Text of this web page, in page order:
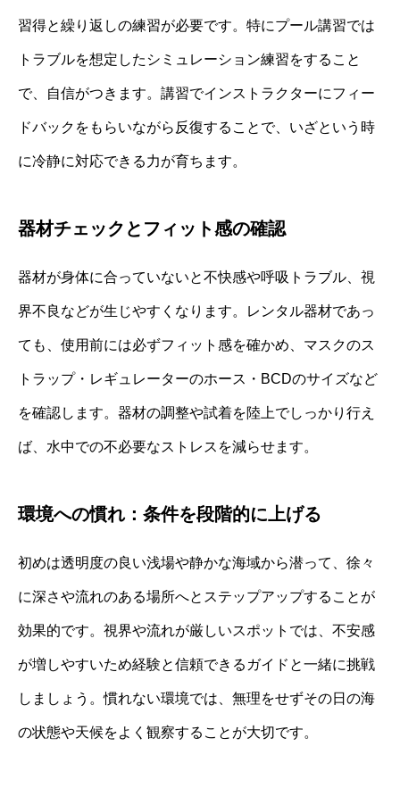
習得と繰り返しの練習が必要です。特にプール講習では
トラブルを想定したシミュレーション練習をすること
で、自信がつきます。講習でインストラクターにフィー
ドバックをもらいながら反復することで、いざという時
に冷静に対応できる力が育ちます。
器材チェックとフィット感の確認
器材が身体に合っていないと不快感や呼吸トラブル、視
界不良などが生じやすくなります。レンタル器材であっ
ても、使用前には必ずフィット感を確かめ、マスクのス
トラップ・レギュレーターのホース・BCDのサイズなど
を確認します。器材の調整や試着を陸上でしっかり行え
ば、水中での不必要なストレスを減らせます。
環境への慣れ：条件を段階的に上げる
初めは透明度の良い浅場や静かな海域から潜って、徐々
に深さや流れのある場所へとステップアップすることが
効果的です。視界や流れが厳しいスポットでは、不安感
が増しやすいため経験と信頼できるガイドと一緒に挑戦
しましょう。慣れない環境では、無理をせずその日の海
の状態や天候をよく観察することが大切です。